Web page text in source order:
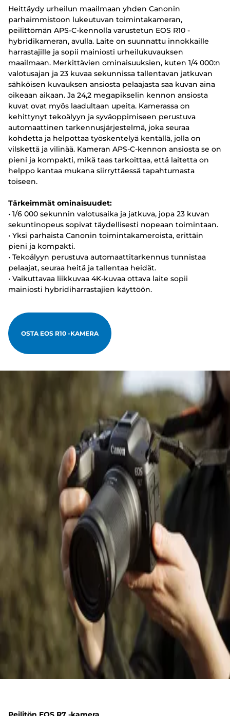
Heittäydy urheilun maailmaan yhden Canonin
parhaimmistoon lukeutuvan toimintakameran,
peilittömän APS-C-kennolla varustetun EOS R10 -
hybridikameran, avulla. Laite on suunnattu innokkaille
harrastajille ja sopii mainiosti urheilukuvauksen
maailmaan. Merkittävien ominaisuuksien, kuten 1/4 000:n
valotusajan ja 23 kuvaa sekunnissa tallentavan jatkuvan
sähköisen kuvauksen ansiosta pelaajasta saa kuvan aina
oikeaan aikaan. Ja 24,2 megapikselin kennon ansiosta
kuvat ovat myös laadultaan upeita. Kamerassa on
kehittynyt tekoälyyn ja syväoppimiseen perustuva
automaattinen tarkennusjärjestelmä, joka seuraa
kohdetta ja helpottaa työskentelyä kentällä, jolla on
vilskettä ja vilinää. Kameran APS-C-kennon ansiosta se on
pieni ja kompakti, mikä taas tarkoittaa, että laitetta on
helppo kantaa mukana siirryttäessä tapahtumasta
toiseen.
Tärkeimmät ominaisuudet:
• 1/6 000 sekunnin valotusaika ja jatkuva, jopa 23 kuvan
sekuntinopeus sopivat täydellisesti nopeaan toimintaan.
• Yksi parhaista Canonin toimintakameroista, erittäin
pieni ja kompakti.
• Tekoälyyn perustuva automaattitarkennus tunnistaa
pelaajat, seuraa heitä ja tallentaa heidät.
• Vaikuttavaa liikkuvaa 4K-kuvaa ottava laite sopii
mainiosti hybridiharrastajien käyttöön.
OSTA EOS R10 -KAMERA